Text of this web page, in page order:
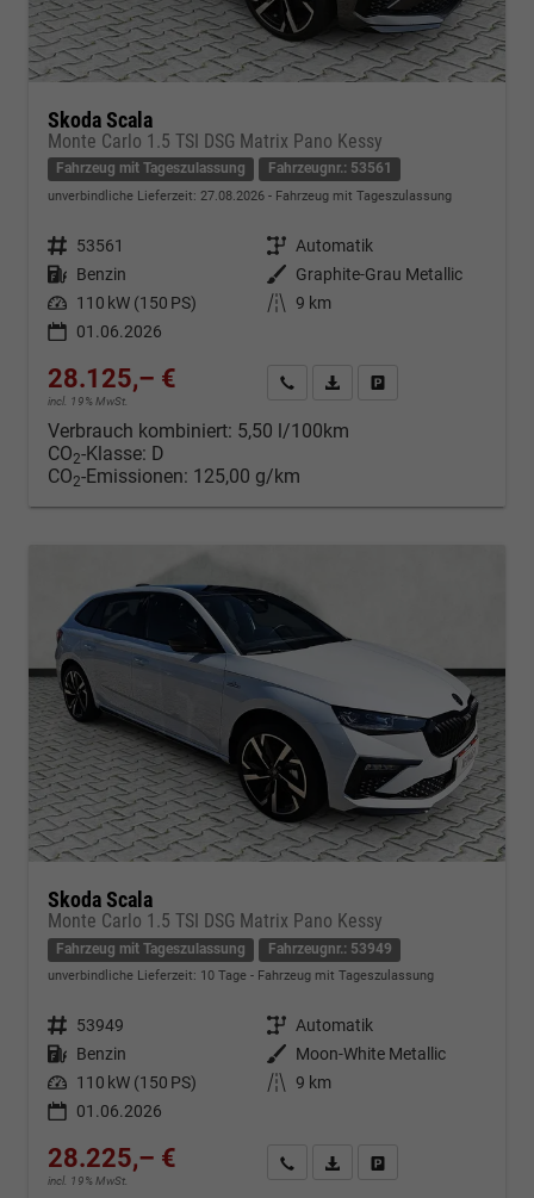
Skoda Scala
Monte Carlo 1.5 TSI DSG Matrix Pano Kessy
Fahrzeug mit Tageszulassung Fahrzeugnr.: 53561
unverbindliche Lieferzeit: 27.08.2026 Fahrzeug mit Tageszulassung
Fahrzeugnr. 53561 Getriebe Automatik
Kraftstoff Benzin Außenfarbe Graphite-Grau Metallic
Leistung 110 kW (150 PS) Kilometerstand 9 km
01.06.2026
28.125,– €
incl. 19% MwSt.
Kontakt & Angebot anfordern
PDF-Datei, Fahrzeugexposé
Verbrauch kombiniert: 5,50 l/100km
CO2-Klasse: D
CO2-Emissionen: 125,00 g/km
Skoda Scala
Monte Carlo 1.5 TSI DSG Matrix Pano Kessy
Fahrzeug mit Tageszulassung Fahrzeugnr.: 53949
unverbindliche Lieferzeit: 10 Tage Fahrzeug mit Tageszulassung
Fahrzeugnr. 53949 Getriebe Automatik
Kraftstoff Benzin Außenfarbe
Moon-White Metallic
Leistung 110 kW (150 PS) Kilometerstand 9 km
01.06.2026
28.225,– €
incl. 19% MwSt.
Kontakt & Angebot anfordern
PDF-Datei, Fahrzeugexposé